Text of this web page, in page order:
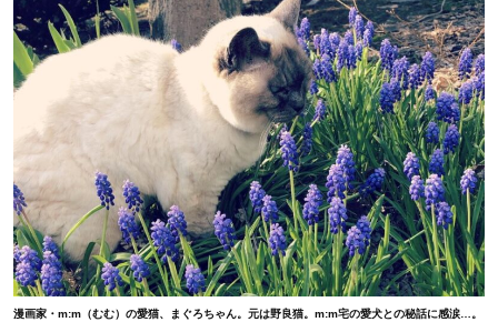
漫画家・m:m（むむ）の愛猫、まぐろちゃん。元は野良猫。m:m宅の愛犬との秘話に感涙…。